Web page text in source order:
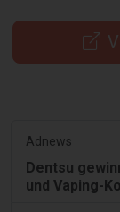
Adnews
Dentsu
und Vaping-